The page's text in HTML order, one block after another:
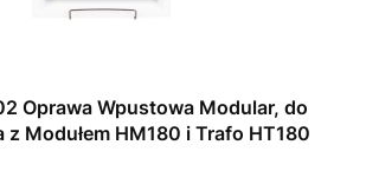
Oprawa Wpustowa Modular, do
Modułem HM180 i Trafo HT180